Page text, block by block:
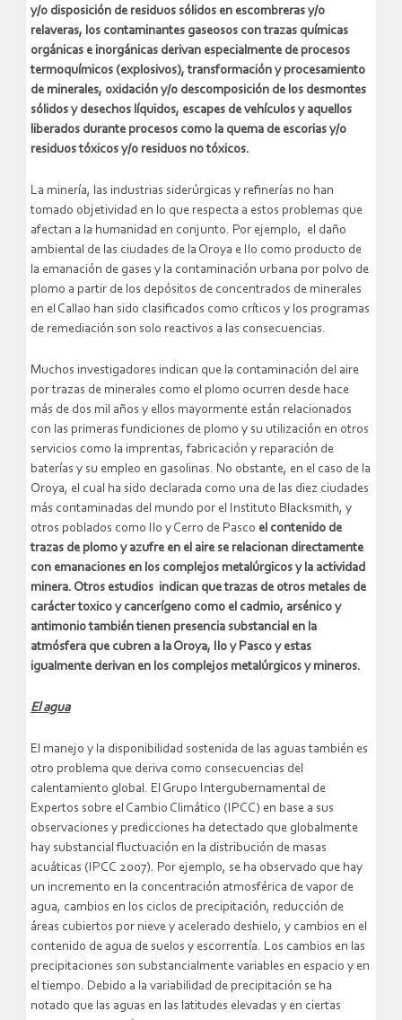
y/o disposición de residuos sólidos en escombreras y/o
relaveras, los contaminantes gaseosos con trazas químicas
orgánicas e inorgánicas derivan especialmente de procesos
termoquímicos (explosivos), transformación y procesamiento
de minerales, oxidación y/o descomposición de los desmontes
sólidos y desechos líquidos, escapes de vehículos y aquellos
liberados durante procesos como la quema de escorias y/o
residuos tóxicos y/o residuos no tóxicos.
La minería, las industrias siderúrgicas y refinerías no han
tomado objetividad en lo que respecta a estos problemas que
afectan a la humanidad en conjunto. Por ejemplo, el daño
ambiental de las ciudades de la Oroya e Ilo como producto de
la emanación de gases y la contaminación urbana por polvo de
plomo a partir de los depósitos de concentrados de minerales
en el Callao han sido clasificados como críticos y los programas
de remediación son solo reactivos a las consecuencias.
Muchos investigadores indican que la contaminación del aire
por trazas de minerales como el plomo ocurren desde hace
más de dos mil años y ellos mayormente están relacionados
con las primeras fundiciones de plomo y su utilización en otros
servicios como la imprentas, fabricación y reparación de
baterías y su empleo en gasolinas. No obstante, en el caso de la
Oroya, el cual ha sido declarada como una de las diez ciudades
más contaminadas del mundo por el Instituto Blacksmith, y
otros poblados como Ilo y Cerro de Pasco el contenido de
trazas de plomo y azufre en el aire se relacionan directamente
con emanaciones en los complejos metalúrgicos y la actividad
minera. Otros estudios indican que trazas de otros metales de
carácter toxico y cancerígeno como el cadmio, arsénico y
antimonio también tienen presencia substancial en la
atmósfera que cubren a la Oroya, Ilo y Pasco y estas
igualmente derivan en los complejos metalúrgicos y mineros.
El agua
El manejo y la disponibilidad sostenida de las aguas también es
otro problema que deriva como consecuencias del
calentamiento global. El Grupo Intergubernamental de
Expertos sobre el Cambio Climático (IPCC) en base a sus
observaciones y predicciones ha detectado que globalmente
hay substancial fluctuación en la distribución de masas
acuáticas (IPCC 2007). Por ejemplo, se ha observado que hay
un incremento en la concentración atmosférica de vapor de
agua, cambios en los ciclos de precipitación, reducción de
áreas cubiertos por nieve y acelerado deshielo, y cambios en el
contenido de agua de suelos y escorrentía. Los cambios en las
precipitaciones son substancialmente variables en espacio y en
el tiempo. Debido a la variabilidad de precipitación se ha
notado que las aguas en las latitudes elevadas y en ciertas